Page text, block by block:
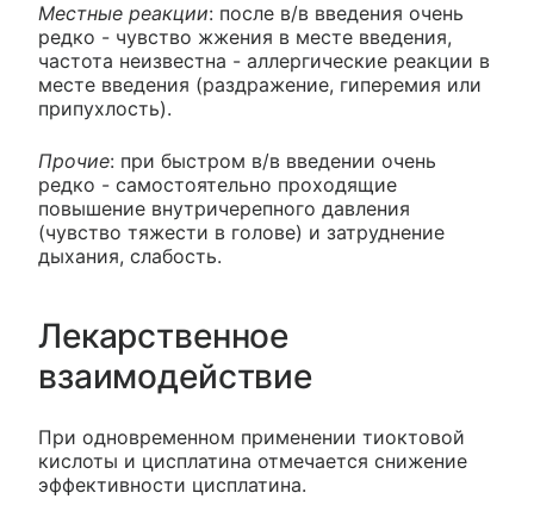
Местные реакции: после в/в введения очень
редко - чувство жжения в месте введения,
частота неизвестна - аллергические реакции в
месте введения (раздражение, гиперемия или
припухлость).
Прочие: при быстром в/в введении очень
редко - самостоятельно проходящие
повышение внутричерепного давления
(чувство тяжести в голове) и затруднение
дыхания, слабость.
Лекарственное
взаимодействие
При одновременном применении тиоктовой
кислоты и цисплатина отмечается снижение
эффективности цисплатина.